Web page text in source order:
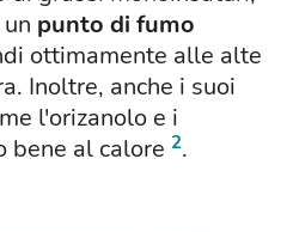
punto di fumo
ottimamente alle alte
Inoltre, anche i suoi
l'orizanolo e i
bene al calore 2.